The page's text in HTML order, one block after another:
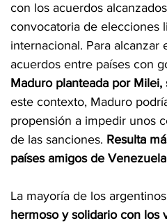
con los acuerdos
convocatoria de elecciones
internacional. Para
acuerdos entre países con
Maduro planteada por
este contexto, Maduro
propensión a impedir unos
de las sanciones. Resulta
países amigos de
La mayoría de los
hermoso y solidario con los